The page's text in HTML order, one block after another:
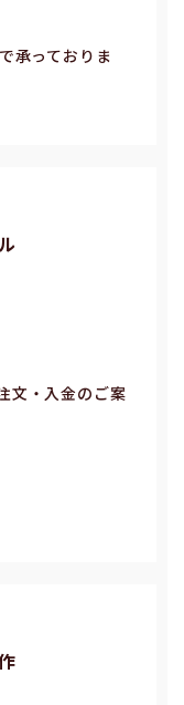
承っておりま
⽂・⼊⾦のご案